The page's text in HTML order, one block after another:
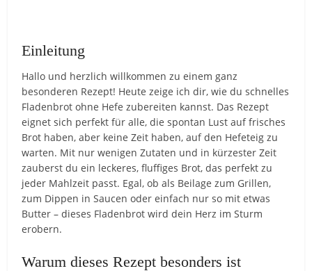
Einleitung
Hallo und herzlich willkommen zu einem ganz
besonderen Rezept! Heute zeige ich dir, wie du schnelles
Fladenbrot ohne Hefe zubereiten kannst. Das Rezept
eignet sich perfekt für alle, die spontan Lust auf frisches
Brot haben, aber keine Zeit haben, auf den Hefeteig zu
warten. Mit nur wenigen Zutaten und in kürzester Zeit
zauberst du ein leckeres, fluffiges Brot, das perfekt zu
jeder Mahlzeit passt. Egal, ob als Beilage zum Grillen,
zum Dippen in Saucen oder einfach nur so mit etwas
Butter – dieses Fladenbrot wird dein Herz im Sturm
erobern.
Warum dieses Rezept besonders ist